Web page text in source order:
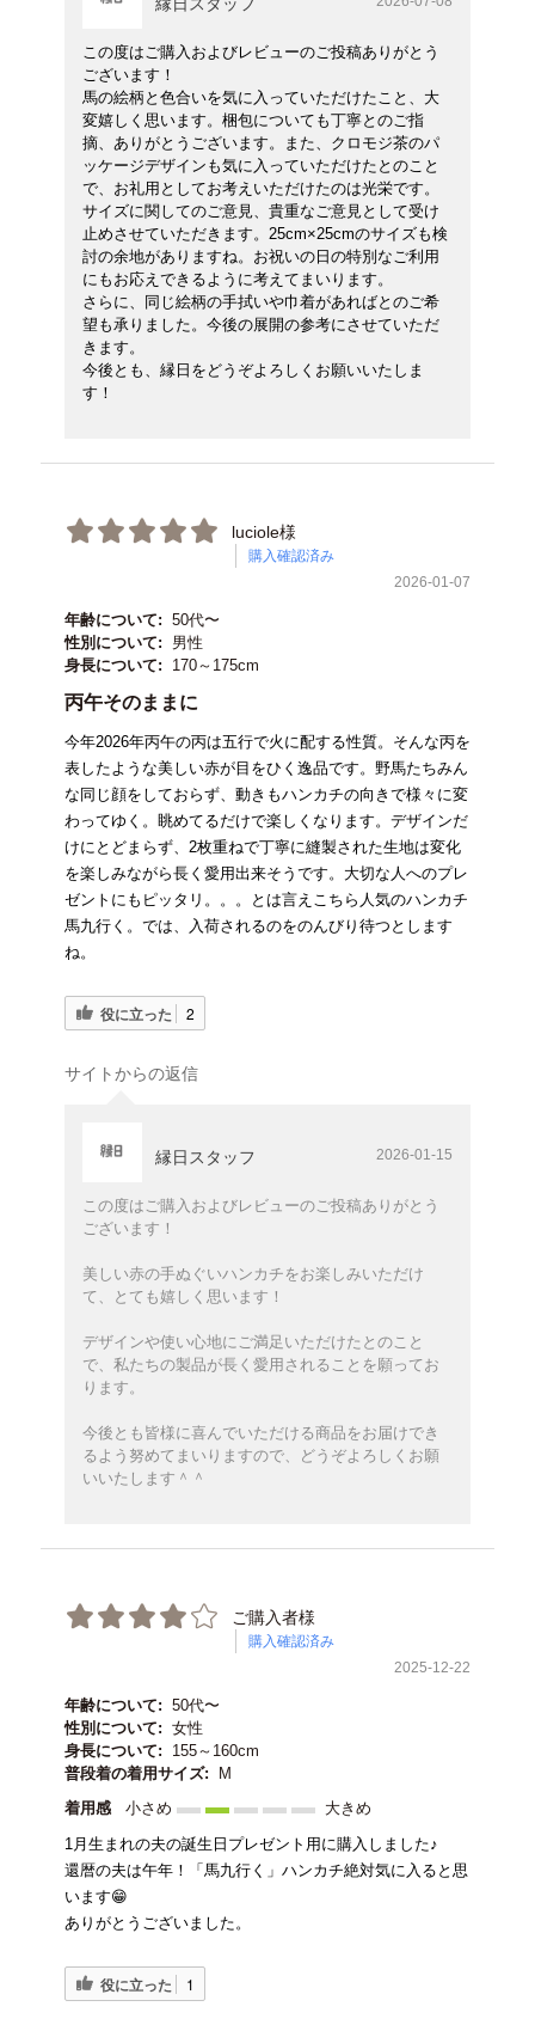
この度はご購入およびレビューのご投稿ありがとう
ございます！
馬の絵柄と色合いを気に入っていただけたこと、大
変嬉しく思います。梱包についても丁寧とのご指
摘、ありがとうございます。また、クロモジ茶のパ
ッケージデザインも気に入っていただけたとのこと
で、お礼用としてお考えいただけたのは光栄です。
サイズに関してのご意見、貴重なご意見として受け
止めさせていただきます。25cm×25cmのサイズも検
討の余地がありますね。お祝いの日の特別なご利用
にもお応えできるように考えてまいります。
さらに、同じ絵柄の手拭いや巾着があればとのご希
望も承りました。今後の展開の参考にさせていただ
きます。
今後とも、縁日をどうぞよろしくお願いいたしま
す！
luciole様
購入確認済み
2026-01-07
年齢について: 50代〜
性別について:
男性
身長について:
170～175cm
丙午そのままに
今年2026年丙午の丙は五行で火に配する性質。そんな丙を
表したような美しい赤が目をひく逸品です。野馬たちみん
な同じ顔をしておらず、動きもハンカチの向きで様々に変
わってゆく。眺めてるだけで楽しくなります。デザインだ
けにとどまらず、2枚重ねで丁寧に縫製された生地は変化
を楽しみながら長く愛用出来そうです。大切な人へのプレ
ゼントにもピッタリ。。。とは言えこちら人気のハンカチ
馬九行く。では、入荷されるのをのんびり待つとします
ね。
役に立った 2
サイトからの返信
縁日スタッフ 2026-01-15
この度はご購入およびレビューのご投稿ありがとう
ございます！
美しい赤の手ぬぐいハンカチをお楽しみいただけ
て、とても嬉しく思います！
デザインや使い心地にご満足いただけたとのこと
で、私たちの製品が長く愛用されることを願ってお
ります。
今後とも皆様に喜んでいただける商品をお届けでき
るよう努めてまいりますので、どうぞよろしくお願
いいたします＾＾
ご購入者様
購入確認済み
2025-12-22
年齢について: 50代〜
性別について: 女性
身長について:
155～160cm
普段着の着用サイズ:
M
着用感
小さめ
大きめ
1月生まれの夫の誕生日プレゼント用に購入しました♪
還暦の夫は午年！「馬九行く」ハンカチ絶対気に入ると思
います😁
ありがとうございました。
役に立った 1